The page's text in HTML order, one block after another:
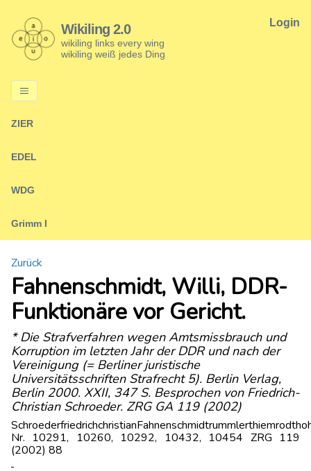
Wikiling 2.0
wikiling links every wing
wikiling weiß jedes Ding
Login
ZIER
EDEL
WDG
Grimm I
Zurück
Fahnenschmidt, Willi, DDR-
Funktionäre vor Gericht.
* Die Strafverfahren wegen Amtsmissbrauch und
Korruption im letzten Jahr der DDR und nach der
Vereinigung (= Berliner juristische
Universitätsschriften Strafrecht 5). Berlin Verlag,
Berlin 2000. XXII, 347 S. Besprochen von Friedrich-
Christian Schroeder. ZRG GA 119 (2002)
Nr. 10291, 10260, 10292, 10432, 10454 ZRG 119
(2002) 88